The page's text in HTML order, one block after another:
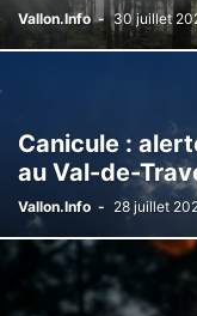
Vallon.Info - 30 juillet
Canicule :
au Val-de-
Vallon.Info - 28 juillet